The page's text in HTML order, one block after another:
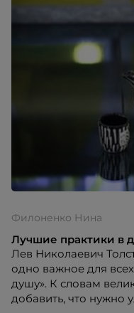
Филоненко Нина
Лучшие практики в
Лев Николаевич
одно важное для
душу». К словам
добавить, что нужно